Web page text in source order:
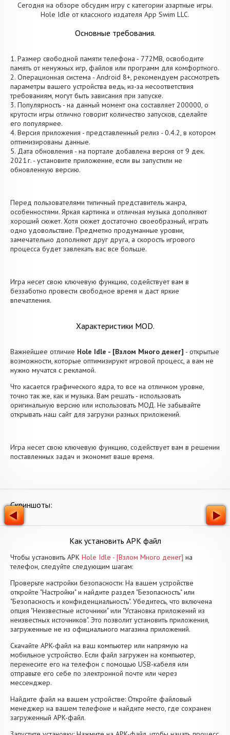
Сегодня на обзоре обсудим игру с категории азартные игры.
Hole Idle от классного издателя App Swim LLC.
Основные требования.
1. Размер свободной памяти телефона - 772MB, освободите
память от ненужных игр, файлов или программ для комфортного.
2. Операционная система - Android 8+, рекомендуем рассмотреть
параметры вашего устройства ведь, из-за несоответствия
требованиям, могут быть зависания при запуске.
3. Популярность - на данный момент она составляет 200000, о
крутости игры отлично говорит количество запусков, сделайте
его популярнее.
4. Версия приложения - представленный релиз - 0.4.2, в котором
оптимизированы данные.
5. Дата обновления - на портале добавлена версия от 9 дек.
2021 г. - установите приложение, если вы запустили не
обновленную версию.
Перед пользователями типичный представитель жанра,
особенностями. Яркая картинка и отличная музыка дополняют
хороший сюжет. Хотя сюжет достаточно своеобразный, играть
одно удовольствие. Предметно продуманные уровни,
замечательно дополняют друг друга, а скорость игрового
процесса будет завлекать вас все больше.
Игра несет свою ключевую функцию, содействует вам в
беззаботно провести свободное время и даст яркие
впечатления.
Характеристики MOD.
Важнейшее отличие Hole Idle - [Взлом Много денег] - открытые
возможности, которые оптимизируют игровой процесс, а вам не
нужно мучатся с рекламой.
Что касается графического ядра, то все на отличном уровне,
точно так же, как и музыка. Вам решать - использовать
оригинальную версию или использовать МОД. Не забывайте
открывать наш сайт для загрузки разных приложений.
Игра несет свою ключевую функцию, содействует вам в решении
поставленных задач и экономит ваше время.
Скриншоты:
Как установить APK файл
Чтобы установить APK Hole Idle - [Взлом Много денег] на
телефон, следуйте следующим шагам:
Проверьте настройки безопасности: На вашем устройстве
откройте "Настройки" и найдите раздел "Безопасность" или
"Безопасность и конфиденциальность". Убедитесь, что включена
опция "Неизвестные источники" или "Установка приложений из
неизвестных источников". Это позволит установить приложения,
загруженные не из официального магазина приложений.
Скачайте APK-файл на ваш компьютер или напрямую на
мобильное устройство. Если файл загружен на компьютер,
перенесите его на телефон с помощью USB-кабеля или
отправьте его себе по электронной почте или через
мессенджер.
Найдите файл на вашем устройстве: Откройте файловый
менеджер на вашем телефоне и найдите место, где сохранен
загруженный APK-файл.